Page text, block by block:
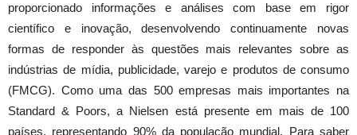
proporcionado informações e análises com base em rigor
científico e inovação, desenvolvendo continuamente novas
formas de responder às questões mais relevantes sobre as
indústrias de mídia, publicidade, varejo e produtos de consumo
(FMCG). Como uma das 500 empresas mais importantes na
Standard & Poors, a Nielsen está presente em mais de 100
países, representando 90% da população mundial. Para saber